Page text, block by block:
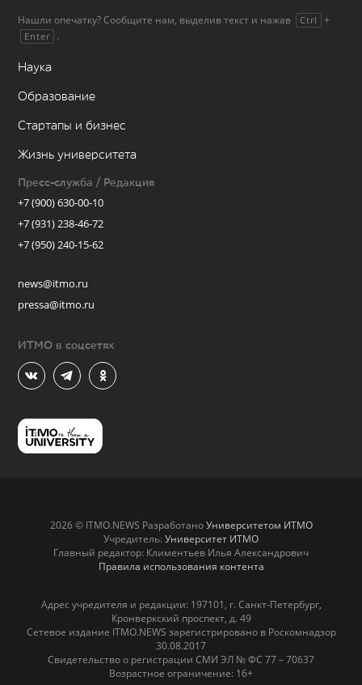
Нашли опечатку? Сообщите нам, выделив текст и нажав Ctrl +
Enter .
Наука
Образование
Стартапы и бизнес
Жизнь университета
Пресс-служба / Редакция
+7 (900) 630-00-10
+7 (931) 238-46-72
+7 (950) 240-15-62
news@itmo.ru
pressa@itmo.ru
ИТМО в соцсетях
2026 © ITMO.NEWS РазработаноУниверситетом ИТМО
Учредитель: Университет ИТМО
Главный редактор: Климентьев Илья Александрович
Правила использования контента
Адрес учредителя и редакции: 197101, г. Санкт-Петербург,
Кронверкский проспект, д. 49
Сетевое издание ITMO.NEWS зарегистрировано в Роскомнадзор
30.08.2017
Свидетельство о регистрации СМИ ЭЛ № ФС 77 – 70637
Возрастное ограничение: 16+